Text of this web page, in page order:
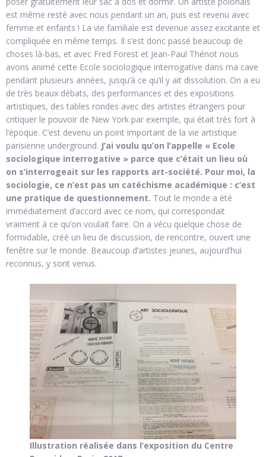
est même resté avec nous pendant un an, puis est revenu avec
femme et enfants ! La vie familiale est devenue assez excitante et
compliquée en même temps. Il s’est donc passé beaucoup de
choses là-bas, et avec Fred Forest et Jean-Paul Thénot nous
avons animé cette Ecole sociologique interrogative dans ma cave
pendant plusieurs années, jusqu’à ce qu’il y ait dissolution. On a eu
de très beaux débats, des performances et des expositions
artistiques, des tables rondes avec des artistes étrangers pour
critiquer le pouvoir de New York par exemple, qui était très fort à
l’époque. C’est devenu un point important de la vie artistique
parisienne underground. J’ai voulu qu’on l’appelle « Ecole
sociologique interrogative » parce que c’était un lieu où
on s’interrogeait sur les rapports art-société. Pour moi, la
sociologie, ce n’est pas un catéchisme académique : c’est
une pratique de questionnement. Tout le monde a été
immédiatement d’accord avec ce nom, qui correspondait
vraiment à ce qu’on voulait faire. On a vécu quelque chose de
formidable, créé un lieu de discussion, de rencontre, ouvert une
fenêtre sur le monde. Beaucoup d’artistes jeunes, aujourd’hui
reconnus, y sont venus.
Illustration réalisée dans l’exposition du Centre